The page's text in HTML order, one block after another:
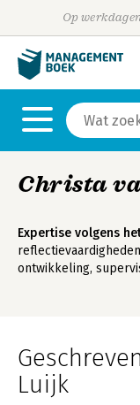
Op
Christa
Expertise volgens
ontwikkeling,
Luijk